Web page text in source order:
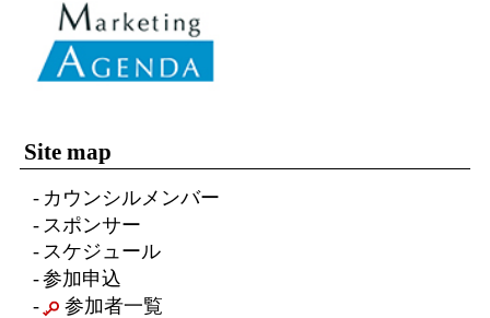
Site map
カウンシルメンバー
スポンサー
スケジュール
参加申込
参加者一覧